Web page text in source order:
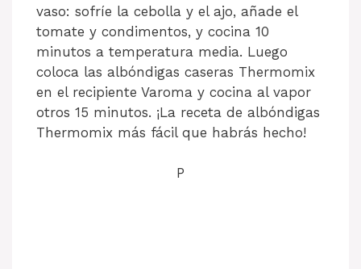
vaso: sofríe la cebolla y el ajo, añade el
tomate y condimentos, y cocina 10
minutos a temperatura media. Luego
coloca las albóndigas caseras Thermomix
en el recipiente Varoma y cocina al vapor
otros 15 minutos. ¡La receta de albóndigas
Thermomix más fácil que habrás hecho!
P